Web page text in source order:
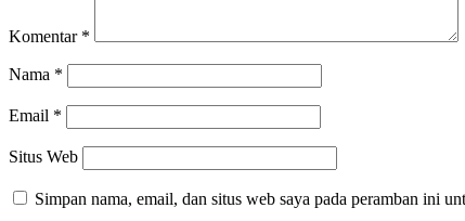
Komentar *
Nama *
Email *
Situs Web
Simpan nama, email, dan situs web saya pada peramban ini